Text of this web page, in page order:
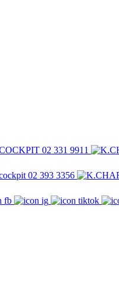
02 331 9911
02 393 3356